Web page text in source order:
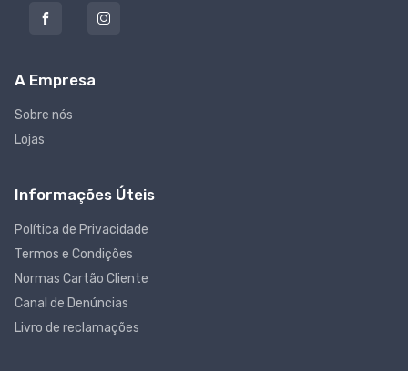
A Empresa
Sobre nós
Lojas
Informações Úteis
Política de Privacidade
Termos e Condições
Normas Cartão Cliente
Canal de Denúncias
Livro de reclamações